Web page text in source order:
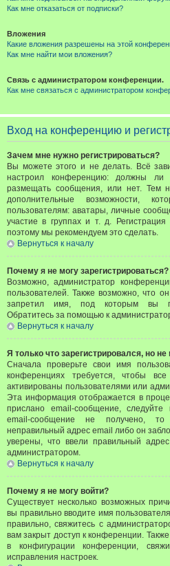
Как мне отказаться от подписки?
Вложения
Какие вложения разрешены на этой
Как мне найти мои вложения?
Связь с администратором конференции.
Как мне связаться с администратором
Вход на конференцию и
Зачем мне нужно регистрироваться?
Вы можете этого и не делать. Всё
настроил конференцию: должны ли
размещать сообщения, или нет. Тем
дополнительные возможности,
пользователям: аватары, личные
участие в группах и т. д.
поэтому мы рекомендуем это сделать.
Вернуться к началу
Почему я не могу зарегистрироваться?
Возможно, администратор
пользователей. Также возможно, что
запретил имя, под которым вы
Обратитесь за помощью к
Вернуться к началу
Я только что зарегистрировался, но не
Сначала проверьте свои имя
конференциях требуется, чтобы
активированы пользователями или
Эта информация отображается в
прислано email-сообщение, следуйте
email-сообщение не получено,
неправильный адрес email либо он
уверены, что ввели правильный
администратором.
Вернуться к началу
Почему я не могу войти?
Существует несколько возможных
вы правильно вводите имя
правильно, свяжитесь с
вам закрыт доступ к конференции.
в конфигурации конференции,
исправления настроек.